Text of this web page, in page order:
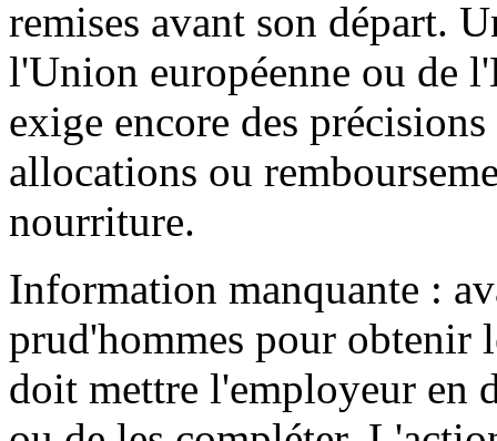
remises avant son départ.
l'Union européenne ou de
exige encore des
allocations ou
nourriture.
Information manquante :
prud'hommes pour obtenir
doit mettre l'employeur en